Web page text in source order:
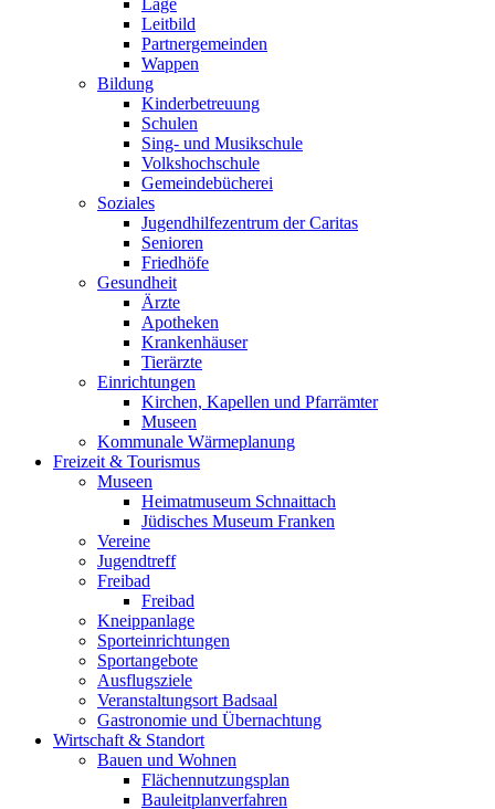
Lage
Leitbild
Partnergemeinden
Wappen
Bildung
Kinderbetreuung
Schulen
Sing- und Musikschule
Volkshochschule
Gemeindebücherei
Soziales
Jugendhilfezentrum der Caritas
Senioren
Friedhöfe
Gesundheit
Ärzte
Apotheken
Krankenhäuser
Tierärzte
Einrichtungen
Kirchen, Kapellen und Pfarrämter
Museen
Kommunale Wärmeplanung
Freizeit & Tourismus
Museen
Heimatmuseum Schnaittach
Jüdisches Museum Franken
Vereine
Jugendtreff
Freibad
Freibad
Kneippanlage
Sporteinrichtungen
Sportangebote
Ausflugsziele
Veranstaltungsort Badsaal
Gastronomie und Übernachtung
Wirtschaft & Standort
Bauen und Wohnen
Flächennutzungsplan
Bauleitplanverfahren